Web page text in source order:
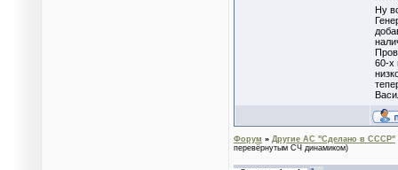
Ну
60-х
Форум » Другие АС "Сделано в СССР"
перевёрнутым СЧ динамиком)